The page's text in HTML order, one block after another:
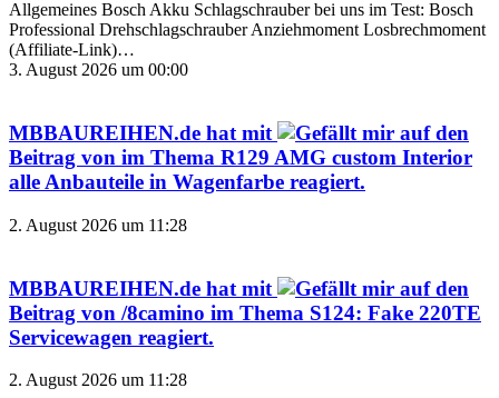
Allgemeines Bosch Akku Schlagschrauber bei uns im Test: Bosch
Professional Drehschlagschrauber Anziehmoment Losbrechmoment
(Affiliate-Link)…
3. August 2026 um 00:00
MBBAUREIHEN.de hat mit
auf den
Beitrag von im Thema R129 AMG custom Interior
alle Anbauteile in Wagenfarbe reagiert.
2. August 2026 um 11:28
MBBAUREIHEN.de hat mit
auf den
Beitrag von /8camino im Thema S124: Fake 220TE
Servicewagen reagiert.
2. August 2026 um 11:28